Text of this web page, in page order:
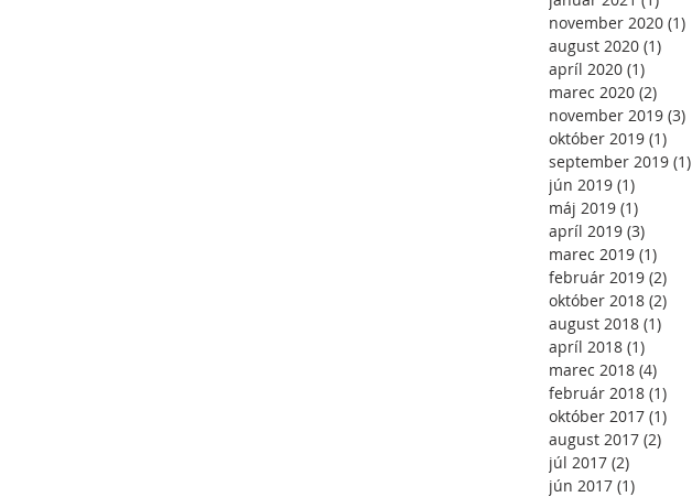
november 2020 (1)
august 2020 (1)
apríl 2020 (1)
marec 2020 (2)
november 2019 (3)
október 2019 (1)
september 2019 (1)
jún 2019 (1)
máj 2019 (1)
apríl 2019 (3)
marec 2019 (1)
február 2019 (2)
október 2018 (2)
august 2018 (1)
apríl 2018 (1)
marec 2018 (4)
február 2018 (1)
október 2017 (1)
august 2017 (2)
júl 2017 (2)
jún 2017 (1)